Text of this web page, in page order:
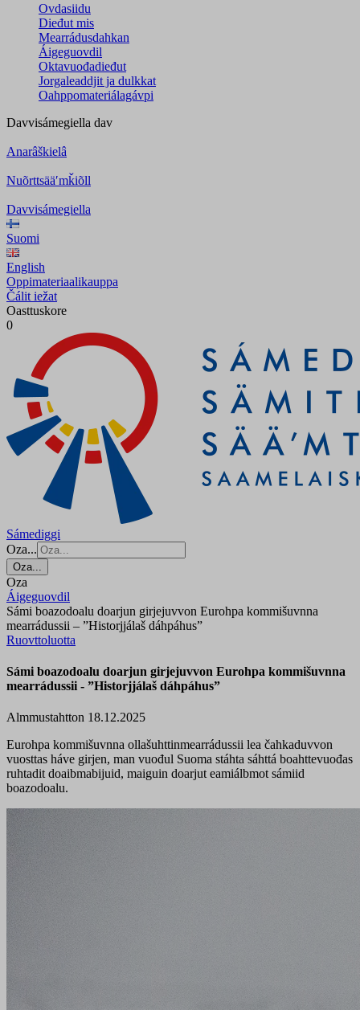
Ovdasiidu
Dieđut mis
Mearrádusdahkan
Áigeguovdil
Oktavuođadieđut
Jorgaleaddjit ja dulkkat
Oahppomateriálagávpi
Davvisámegiella dav
Anarâškielâ
Nuõrttsääʹmǩiõll
Davvisámegiella
Suomi
English
Oppimateriaalikauppa
Čálit iežat
Oasttuskore
0
Sámediggi
Oza...
Oza...
Oza
Áigeguovdil
Sámi boazodoalu doarjun girjejuvvon Eurohpa kommišuvnna
mearrádussii – ”Historjjálaš dáhpáhus”
Ruovttoluotta
Sámi boazodoalu doarjun girjejuvvon Eurohpa kommišuvnna
mearrádussii - ”Historjjálaš dáhpáhus”
Almmustahtton 18.12.2025
Eurohpa kommišuvnna ollašuhttinmearrádussii lea čahkaduvvon
vuosttas háve girjen, man vuođul Suoma stáhta sáhttá boahttevuođas
ruhtadit doaibmabijuid, maiguin doarjut eamiálbmot sámiid
boazodoalu.